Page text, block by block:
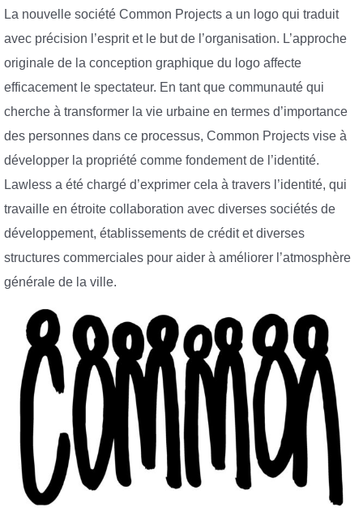
La nouvelle société Common Projects a un logo qui traduit
avec précision l’esprit et le but de l’organisation. L’approche
originale de la conception graphique du logo affecte
efficacement le spectateur. En tant que communauté qui
cherche à transformer la vie urbaine en termes d’importance
des personnes dans ce processus, Common Projects vise à
développer la propriété comme fondement de l’identité.
Lawless a été chargé d’exprimer cela à travers l’identité, qui
travaille en étroite collaboration avec diverses sociétés de
développement, établissements de crédit et diverses
structures commerciales pour aider à améliorer l’atmosphère
générale de la ville.